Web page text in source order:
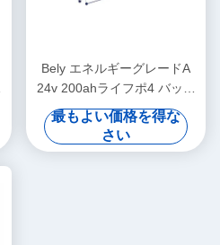
Bely エネルギーグレードA
24v 200ahライフポ4 バッテ
リー Rv 太陽光ライフポ4 海
洋バッテリー ディープサイ
クル
最もよい価格を得な
さい